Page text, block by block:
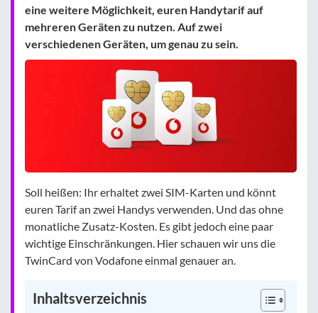
eine weitere Möglichkeit, euren Handytarif auf
mehreren Geräten zu nutzen. Auf zwei
verschiedenen Geräten, um genau zu sein.
Soll heißen: Ihr erhaltet zwei SIM-Karten und könnt
euren Tarif an zwei Handys verwenden. Und das ohne
monatliche Zusatz-Kosten. Es gibt jedoch eine paar
wichtige Einschränkungen. Hier schauen wir uns die
TwinCard von Vodafone einmal genauer an.
Inhaltsverzeichnis